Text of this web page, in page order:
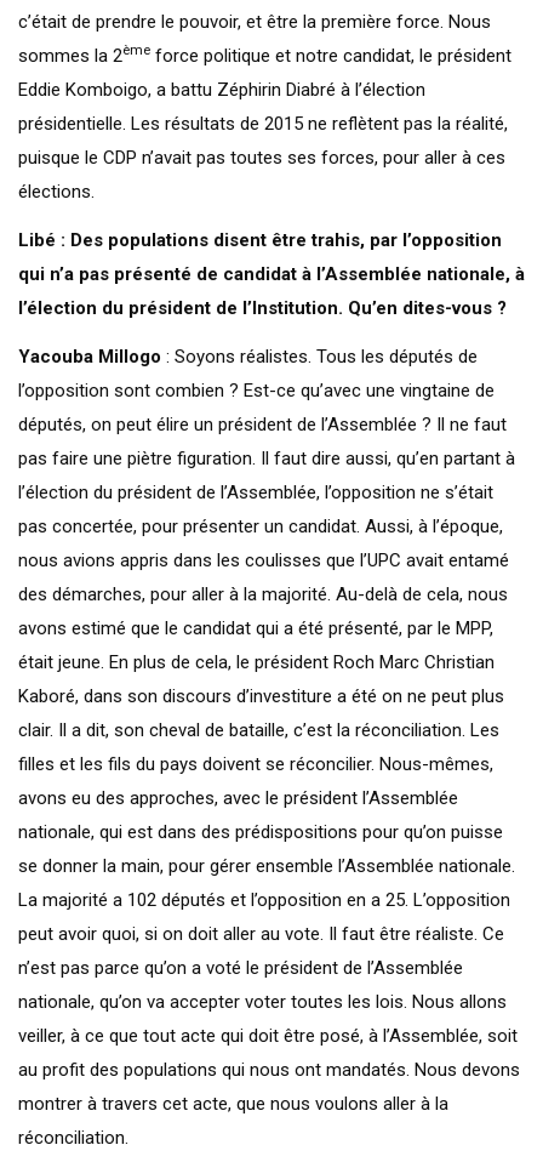
c’était de prendre le pouvoir, et être la première force. Nous
sommes la 2ème force politique et notre candidat, le président
Eddie Komboigo, a battu Zéphirin Diabré à l’élection
présidentielle. Les résultats de 2015 ne reflètent pas la réalité,
puisque le CDP n’avait pas toutes ses forces, pour aller à ces
élections.
Libé : Des populations disent être trahis, par l’opposition
qui n’a pas présenté de candidat à l’Assemblée nationale, à
l’élection du président de l’Institution. Qu’en dites-vous ?
Yacouba Millogo : Soyons réalistes. Tous les députés de
l’opposition sont combien ? Est-ce qu’avec une vingtaine de
députés, on peut élire un président de l’Assemblée ? Il ne faut
pas faire une piètre figuration. Il faut dire aussi, qu’en partant à
l’élection du président de l’Assemblée, l’opposition ne s’était
pas concertée, pour présenter un candidat. Aussi, à l’époque,
nous avions appris dans les coulisses que l’UPC avait entamé
des démarches, pour aller à la majorité. Au-delà de cela, nous
avons estimé que le candidat qui a été présenté, par le MPP,
était jeune. En plus de cela, le président Roch Marc Christian
Kaboré, dans son discours d’investiture a été on ne peut plus
clair. Il a dit, son cheval de bataille, c’est la réconciliation. Les
filles et les fils du pays doivent se réconcilier. Nous-mêmes,
avons eu des approches, avec le président l’Assemblée
nationale, qui est dans des prédispositions pour qu’on puisse
se donner la main, pour gérer ensemble l’Assemblée nationale.
La majorité a 102 députés et l’opposition en a 25. L’opposition
peut avoir quoi, si on doit aller au vote. Il faut être réaliste. Ce
n’est pas parce qu’on a voté le président de l’Assemblée
nationale, qu’on va accepter voter toutes les lois. Nous allons
veiller, à ce que tout acte qui doit être posé, à l’Assemblée, soit
au profit des populations qui nous ont mandatés. Nous devons
montrer à travers cet acte, que nous voulons aller à la
réconciliation.